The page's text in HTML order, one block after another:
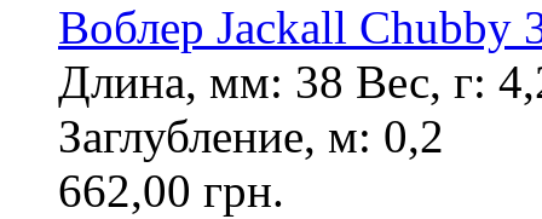
Воблер Jackall Chubby
Длина, мм: 38 Вес, г:
Заглубление, м: 0,2
662,00 грн.